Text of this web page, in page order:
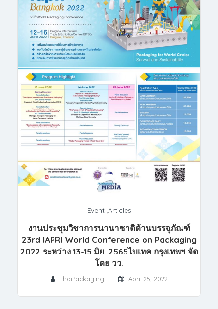
Event,Articles
งานประชุมวิชาการนานาชาติด้านบรรจุภัณฑ์
23rd IAPRI World Conference on Packaging
2022 ระหว่าง 13-15 มิย. 2565ไบเทค กรุงเทพฯ จัด
โดย วว.
ThaiPackaging April 25, 2022